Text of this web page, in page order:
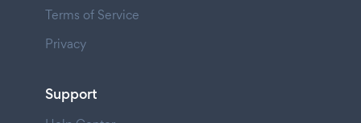
Terms of Service
Privacy
Support